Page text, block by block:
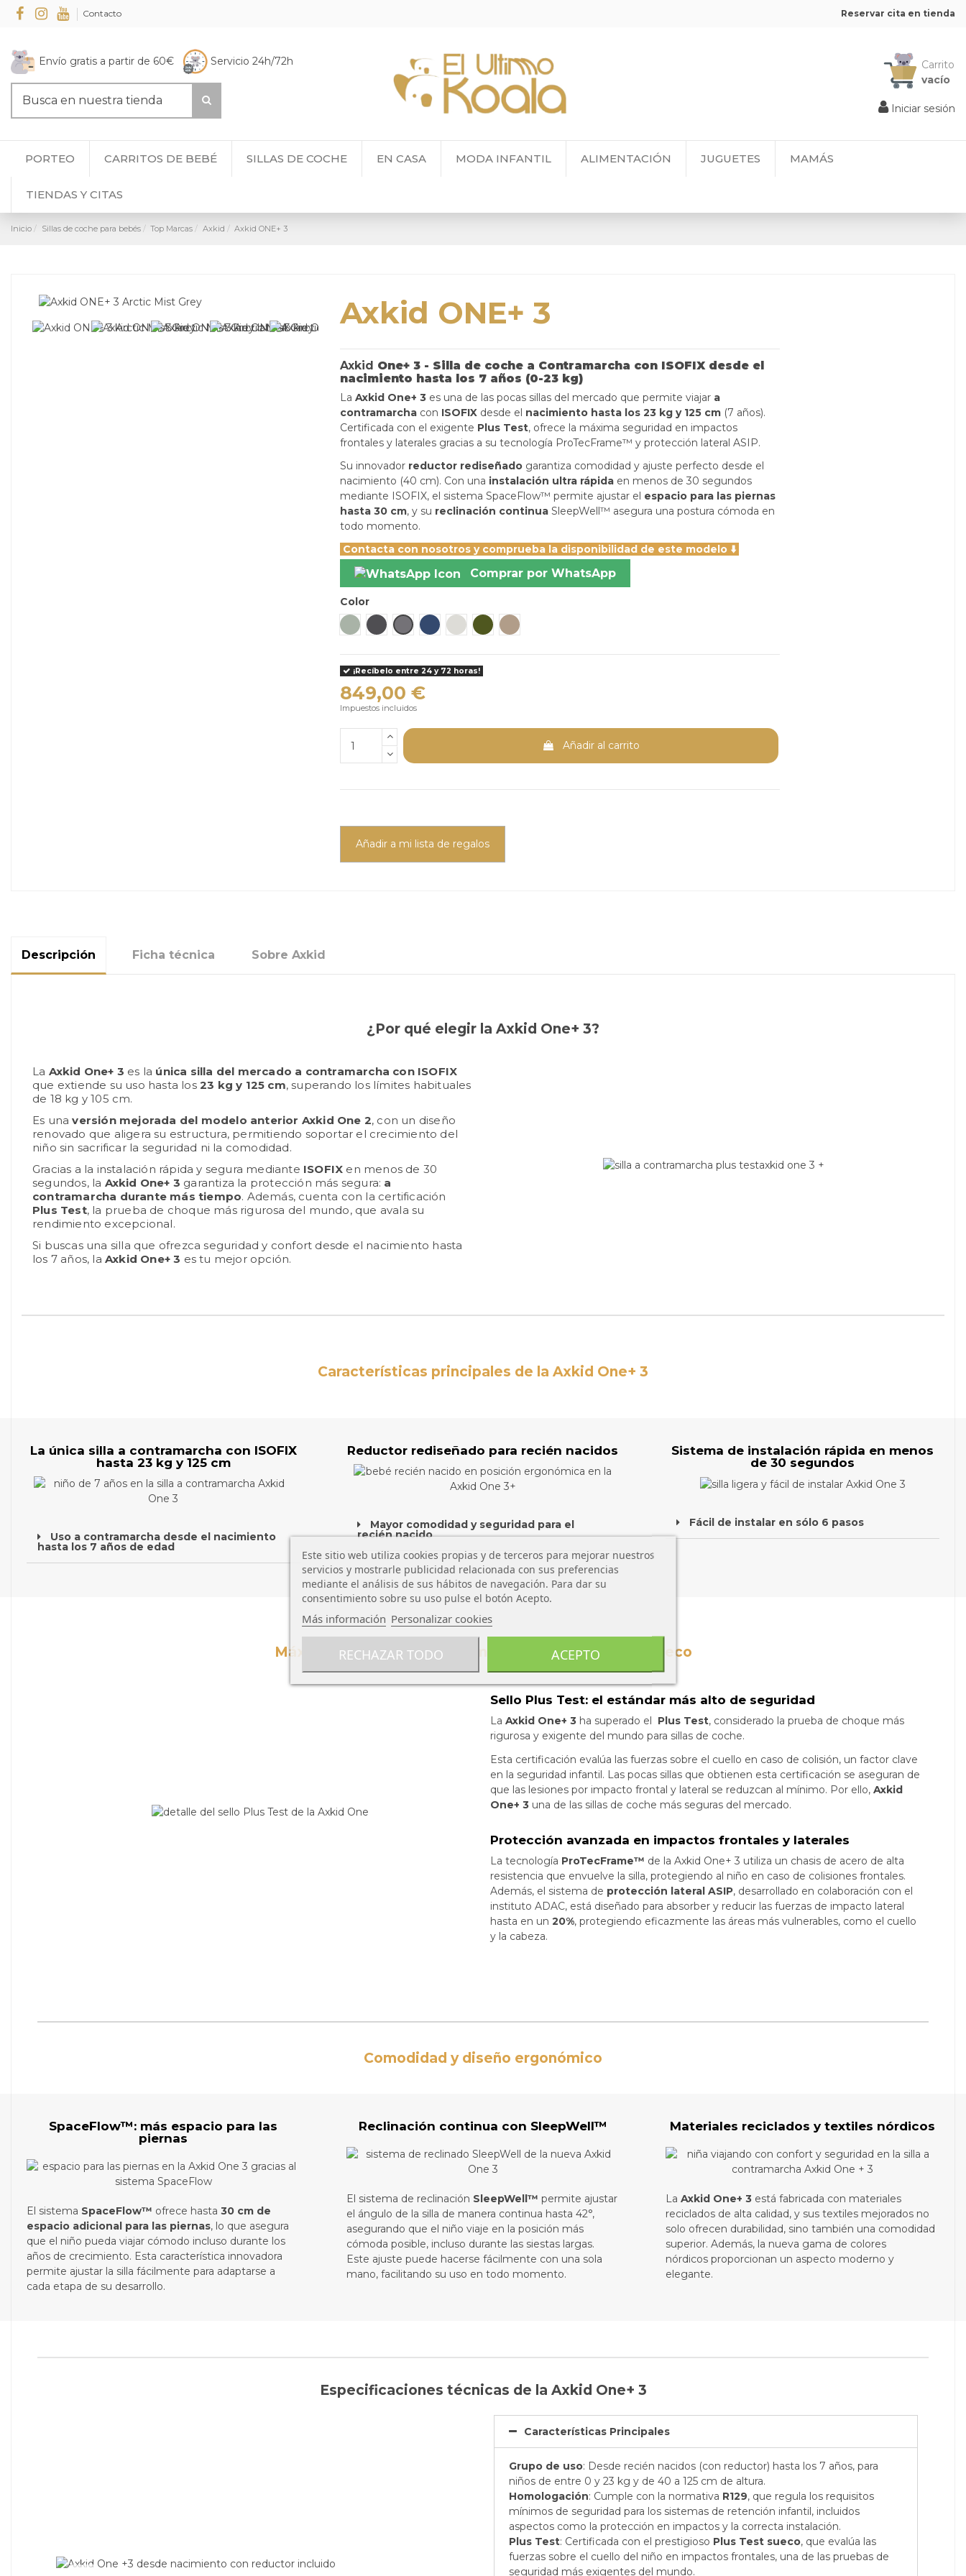
Contacto Reservar cita en tienda
Envío gratis a partir de 60€ Servicio 24h/72h
Carrito
vacío
Iniciar sesión
PORTEO CARRITOS DE BEBÉ SILLAS DE COCHE EN CASA MODA INFANTIL ALIMENTACIÓN JUGUETES MAMÁS
TIENDAS Y CITAS
Inicio Sillas de coche para bebés Top Marcas Axkid Axkid ONE+ 3
Axkid ONE+ 3
Axkid One+ 3 - Silla de coche a Contramarcha con ISOFIX desde el
nacimiento hasta los 7 años (0-23 kg)
La Axkid One+ 3es una de las pocas sillas del mercado que permite viajara
contramarchacon ISOFIXdesde el nacimiento hasta los 23 kg y 125 cm(7 años).
Certificada con el exigente Plus Test, ofrece la máxima seguridad en impactos
frontales y laterales gracias a su tecnología ProTecFrame™ y protección lateral ASIP.
Su innovador reductor rediseñadogarantiza comodidad y ajuste perfecto desde el
nacimiento (40 cm). Con una instalación ultra rápidaen menos de 30 segundos
mediante ISOFIX, el sistema SpaceFlow™ permite ajustar el espacio para las piernas
hasta 30 cm, y su reclinación continuaSleepWell™ asegura una postura cómoda en
todo momento.
Contacta con nosotros y comprueba la disponibilidad de este modelo ⬇️
Comprar por WhatsApp
Color
Nordic Bloom Green
Coastal Storm Black
Arctic Mist Grey
Glacier Lake Blue
Beachgrass Beige
Forest Moss Green
Driftwood Beige
¡Recíbelo entre 24 y 72 horas!
849,00 €
Impuestos incluidos
Añadir al carrito
Añadir a mi lista de regalos
Descripción Ficha técnica Sobre Axkid
¿Por qué elegir la Axkid One+ 3?
La Axkid One+ 3 es la única silla del mercado a contramarcha con ISOFIX
que extiende su uso hasta los 23 kg y 125 cm, superando los límites habituales
de 18 kg y 105 cm.
Es unaversión mejorada del modelo anterior Axkid One 2, con un diseño
renovado que aligera su estructura, permitiendo soportar el crecimiento del
niño sin sacrificar la seguridad ni la comodidad.
Gracias a la instalación rápida y segura mediante ISOFIX en menos de 30
segundos, la Axkid One+ 3 garantiza la protección más segura: a
contramarcha durante más tiempo. Además, cuenta con la certificación
Plus Test, la prueba de choque más rigurosa del mundo, que avala su
rendimiento excepcional.
Si buscas una silla que ofrezca seguridad y confort desde el nacimiento hasta
los 7 años, la Axkid One+ 3 es tu mejor opción.
Características principales de la Axkid One+ 3
La única silla a contramarcha con ISOFIX
hasta 23 kg y 125 cm
Uso a contramarcha desde el nacimiento
hasta los 7 años de edad
Reductor rediseñado para recién nacidos
Mayor comodidad y seguridad para el
recién nacido
Sistema de instalación rápida en menos
de 30 segundos
Fácil de instalar en sólo 6 pasos
Máxima Seguridad a Contramarcha con el Plus Test sueco
Sello Plus Test: el estándar más alto de seguridad
La Axkid One+ 3 ha superado el Plus Test, considerado la prueba de choque más
rigurosa y exigente del mundo para sillas de coche.
Esta certificación evalúa las fuerzas sobre el cuello en caso de colisión, un factor clave
en la seguridad infantil. Las pocas sillas que obtienen esta certificación se aseguran de
que las lesiones por impacto frontal y lateral se reduzcan al mínimo. Por ello, Axkid
One+ 3 una de las sillas de coche más seguras del mercado.
Protección avanzada en impactos frontales y laterales
La tecnología ProTecFrame™ de la Axkid One+ 3 utiliza un chasis de acero de alta
resistencia que envuelve la silla, protegiendo al niño en caso de colisiones frontales.
Además, el sistema de protección lateral ASIP, desarrollado en colaboración con el
instituto ADAC, está diseñado para absorber y reducir las fuerzas de impacto lateral
hasta en un 20%, protegiendo eficazmente las áreas más vulnerables, como el cuello
y la cabeza.
Comodidad y diseño ergonómico
SpaceFlow™: más espacio para las
piernas
El sistema SpaceFlow™ ofrece hasta 30 cm de
espacio adicional para las piernas, lo que asegura
que el niño pueda viajar cómodo incluso durante los
años de crecimiento. Esta característica innovadora
permite ajustar la silla fácilmente para adaptarse a
cada etapa de su desarrollo.
Reclinación continua con SleepWell™
El sistema de reclinación SleepWell™ permite ajustar
el ángulo de la silla de manera continua hasta 42°,
asegurando que el niño viaje en la posición más
cómoda posible, incluso durante las siestas largas.
Este ajuste puede hacerse fácilmente con una sola
mano, facilitando su uso en todo momento.
Materiales reciclados y textiles nórdicos
LaAxkid One+ 3 está fabricada con materiales
reciclados de alta calidad, y sus textiles mejorados no
solo ofrecen durabilidad, sino también una comodidad
superior. Además, la nueva gama de colores
nórdicos proporcionan un aspecto moderno y
elegante.
Especificaciones técnicas de la Axkid One+ 3
Características Principales
Grupo de uso: Desde recién nacidos (con reductor) hasta los 7 años, para
niños de entre 0 y 23 kg y de 40 a 125 cm de altura.
Homologación: Cumple con la normativa R129, que regula los requisitos
mínimos de seguridad para los sistemas de retención infantil, incluidos
aspectos como la protección en impactos y la correcta instalación.
Plus Test: Certificada con el prestigioso Plus Test sueco, que evalúa las
fuerzas sobre el cuello del niño en impactos frontales, una de las pruebas de
seguridad más exigentes del mundo.
Este sitio web utiliza cookies propias y de terceros para mejorar nuestros
servicios y mostrarle publicidad relacionada con sus preferencias
mediante el análisis de sus hábitos de navegación. Para dar su
consentimiento sobre su uso pulse el botón Acepto.
Más información Personalizar cookies
RECHAZAR TODO ACEPTO